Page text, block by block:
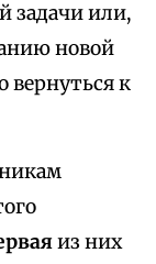
задачи или,
новой
к
из них